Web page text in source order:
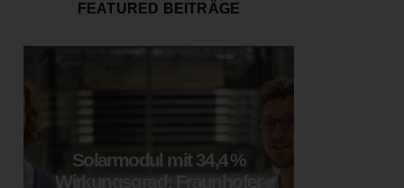
FEATURED BEITRÄGE
Solarmodul mit 34,4 %
Wirkungsgrad: Fraunhofer